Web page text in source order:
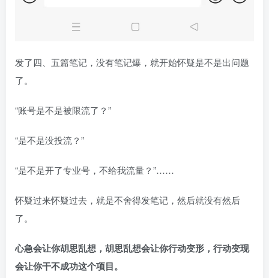
发了四、五篇笔记，没有笔记爆，就开始怀疑是不是出问题
了。​
“账号是不是被限流了？”​
“是不是没投流？”​
“是不是开了专业号，不给我流量？”​……​​
怀疑过来怀疑过去，就是不舍得发笔记，然后就没有然后
了。​
心急会让你胡思乱想，胡思乱想会让你行动变形，行动变现
会让你干不成功这个项目。